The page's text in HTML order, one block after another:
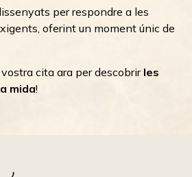
per respondre a les
oferint un moment únic de
cita ara per descobrir les
mida!